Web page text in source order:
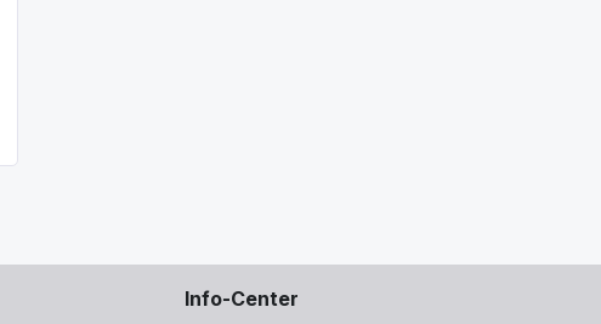
Info-Center